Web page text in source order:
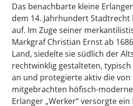
Das benachbarte kleine
dem 14. Jahrhundert
auf. Im Zuge seiner
Markgraf Christian Ernst ab
Land, siedelte sie südlich der
rechtwinklig gestalteten,
an und protegierte aktiv die von
mitgebrachten höfisch-
Erlanger „Werker“ versorgte